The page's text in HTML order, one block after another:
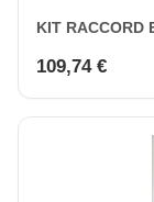
KIT RACCORD
109,74 €